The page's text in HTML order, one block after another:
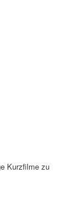
Kurzfilme zu